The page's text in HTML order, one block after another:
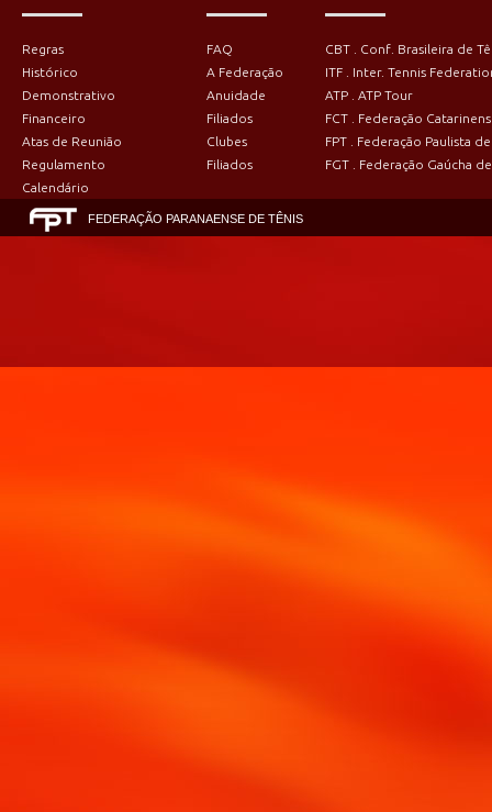
Regras
Histórico
Demonstrativo
Financeiro
Atas de Reunião
Regulamento
Calendário
FAQ
A Federação
Anuidade
Filiados
Clubes
Filiados
CBT . Conf. Brasileira de
ITF . Inter. Tennis
ATP . ATP Tour
FCT . Federação
FPT . Federação Paulista
FGT . Federação Gaúcha
FEDERAÇÃO PARANAENSE DE TÊNIS